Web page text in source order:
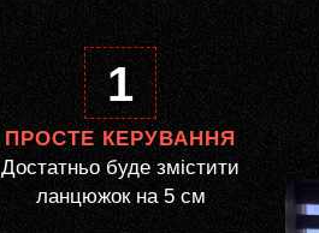
1
ПРОСТЕ КЕРУВАННЯ
Достатньо буде змістити
ланцюжок на 5 см